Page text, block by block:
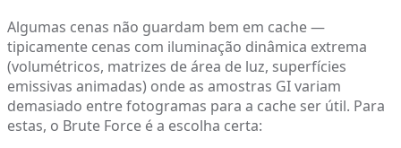
Algumas cenas não guardam bem em cache —
tipicamente cenas com iluminação dinâmica extrema
(volumétricos, matrizes de área de luz, superfícies
emissivas animadas) onde as amostras GI variam
demasiado entre fotogramas para a cache ser útil. Para
estas, o Brute Force é a escolha certa: